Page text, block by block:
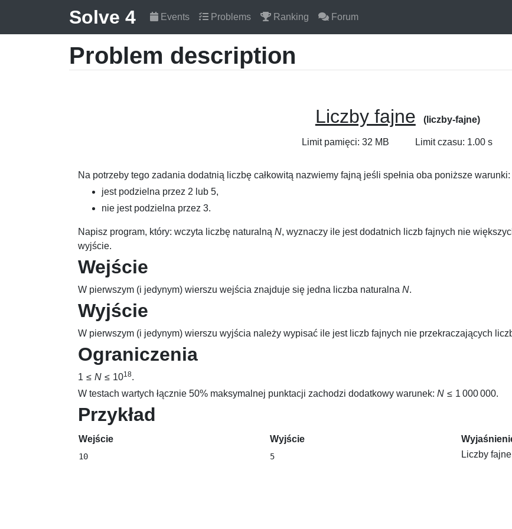
Solve 4 Events Problems Ranking Forum
Problem description
Liczby fajne (liczby-fajne)
Limit pamięci: 32 MB Limit czasu: 1.00 s
Na potrzeby tego zadania dodatnią liczbę całkowitą nazwiemy fajną jeśli spełnia oba poniższe warunki:
jest podzielna przez 2 lub 5,
nie jest podzielna przez 3.
Napisz program, który: wczyta liczbę naturalną N, wyznaczy ile jest dodatnich liczb fajnych nie
wyjście.
Wejście
W pierwszym (i jedynym) wierszu wejścia znajduje się jedna liczba naturalna N.
Wyjście
W pierwszym (i jedynym) wierszu wyjścia należy wypisać ile jest liczb fajnych nie przekraczających
Ograniczenia
1 ≤ N ≤ 1018.
W testach wartych łącznie 50% maksymalnej punktacji zachodzi dodatkowy warunek: N ≤ 1 000 000.
Przykład
Wejście Wyjście
Liczby